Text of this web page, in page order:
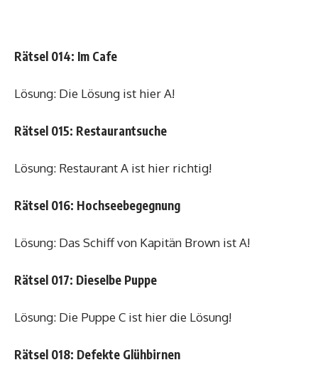
Rätsel 014: Im Cafe
Lösung: Die Lösung ist hier A!
Rätsel 015: Restaurantsuche
Lösung: Restaurant A ist hier richtig!
Rätsel 016: Hochseebegegnung
Lösung: Das Schiff von Kapitän Brown ist A!
Rätsel 017: Dieselbe Puppe
Lösung: Die Puppe C ist hier die Lösung!
Rätsel 018: Defekte Glühbirnen